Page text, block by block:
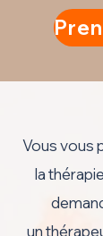
Vous vous
la
un